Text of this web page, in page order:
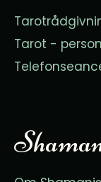
Tarot -